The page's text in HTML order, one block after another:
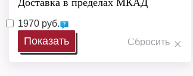
1970 руб.